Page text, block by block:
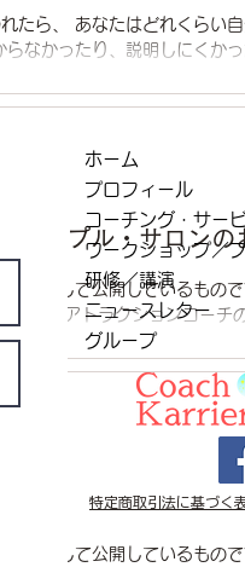
たら、 あなたはどれくらい
なかったり、説明しにくか
ンシプル・サロンの
ブとして公開しているもの
は！ アトラクションコーチ
ながコーチング・マインドを
ブとして公開しているもの
ホーム
プロフィール
コーチング・サー
ワークショップ／
研修／講演
ニュースレター
グループ
特定商取引法に基づく